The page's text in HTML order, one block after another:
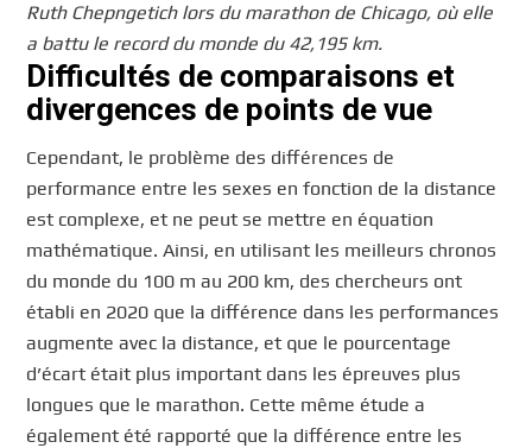
Ruth Chepngetich lors du marathon de Chicago, où elle
a battu le record du monde du 42,195 km.
Difficultés de comparaisons et
divergences de points de vue
Cependant, le problème des différences de
performance entre les sexes en fonction de la distance
est complexe, et ne peut se mettre en équation
mathématique. Ainsi, en utilisant les meilleurs chronos
du monde du 100 m au 200 km, des chercheurs ont
établi en 2020 que la différence dans les performances
augmente avec la distance, et que le pourcentage
d’écart était plus important dans les épreuves plus
longues que le marathon. Cette même étude a
également été rapporté que la différence entre les